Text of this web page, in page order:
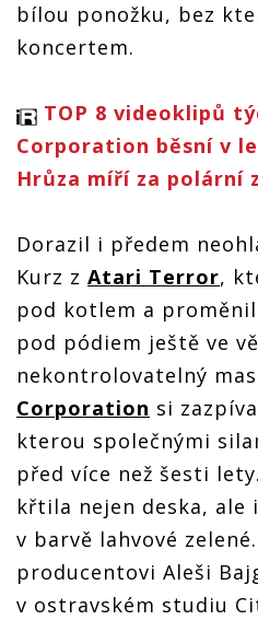
bílou ponožku, bez
koncertem.
TOP 8 videoklipů
Corporation běsní v
Hrůza míří za polární
Dorazil i předem
Kurz z Atari Terror,
pod kotlem a
pod pódiem ještě ve
nekontrolovatelný
Corporation si
kterou společnými
před více než šesti
křtila nejen deska, ale
v barvě lahvové
producentovi Aleši
v ostravském studiu